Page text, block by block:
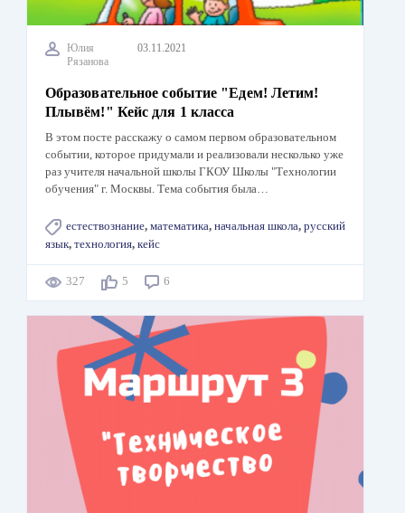
Юлия
Рязанова
03.11.2021
Образовательное событие "Едем! Летим!
Плывём!" Кейс для 1 класса
В этом посте расскажу о самом первом образовательном
событии, которое придумали и реализовали несколько уже
раз учителя начальной школы ГКОУ Школы "Технологии
обучения" г. Москвы. Тема события была…
естествознание, математика, начальная школа, русский
язык, технология, кейс
327 5 6